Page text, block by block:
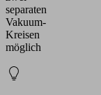
separaten
Vakuum-
Kreisen
möglich